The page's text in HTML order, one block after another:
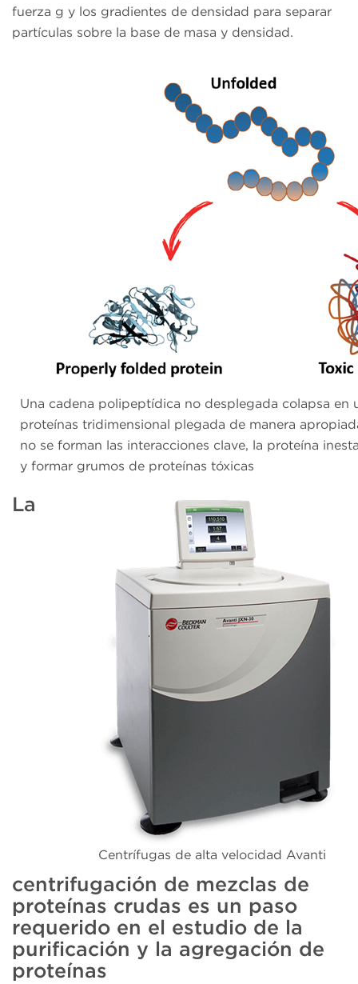
fuerza g y los gradientes de densidad para separar
partículas sobre la base de masa y densidad.
Una cadena polipeptídica no desplegada colapsa en
proteínas tridimensional plegada de manera
no se forman las interacciones clave, la proteína
y formar grumos de proteínas tóxicas
Centrífugas de alta velocidad Avanti
La
centrifugación de mezclas de
proteínas crudas es un paso
requerido en el estudio de la
purificación y la agregación de
proteínas